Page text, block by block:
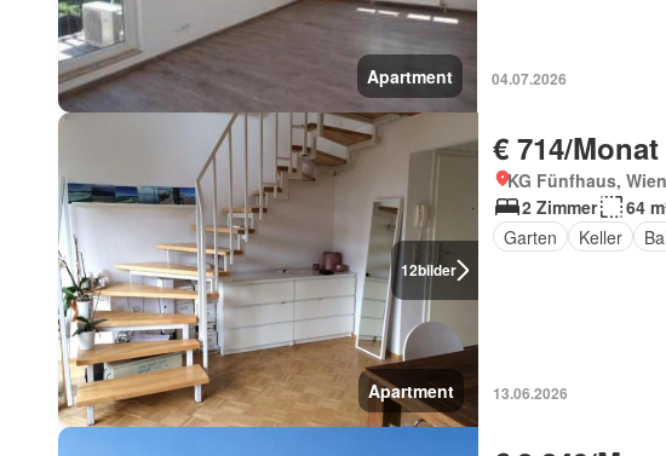
Apartment 04.07.2026
12bilder
Apartment
€ 714/Monat
KG Fünfhaus, Wien
2 Zimmer
64
Garten
Keller
13.06.2026